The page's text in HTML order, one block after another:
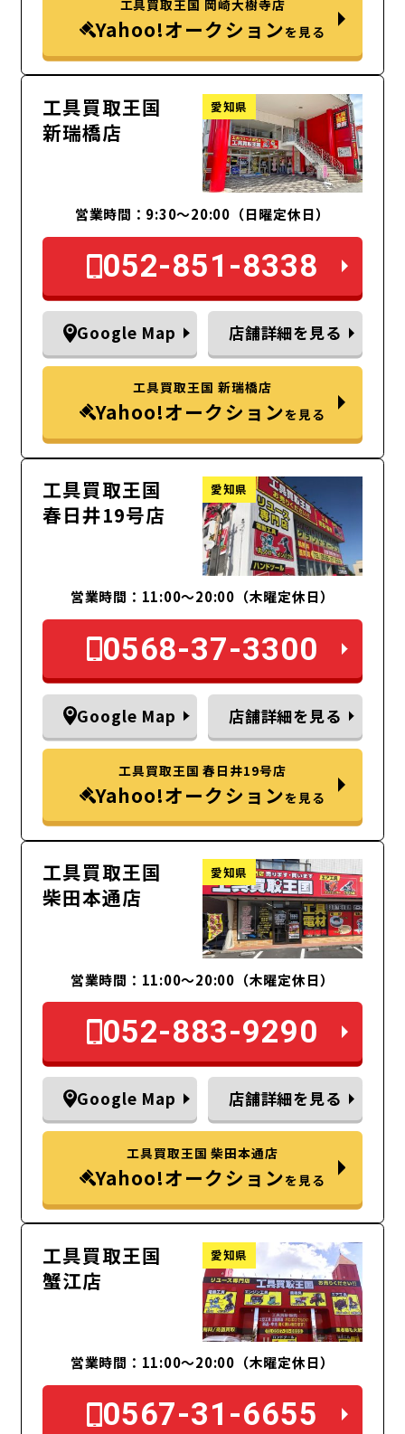
工具買取王国 岡崎大樹寺店
Yahoo!オークションを見る
工具買取王国
新瑞橋店
愛知県
営業時間：9:30～20:00（日曜定休日）
052-851-8338
Google Map 店舗詳細を見る
工具買取王国 新瑞橋店
Yahoo!オークションを見る
工具買取王国
春日井19号店
愛知県
営業時間：11:00～20:00（木曜定休日）
0568-37-3300
Google Map 店舗詳細を見る
工具買取王国 春日井19号店
Yahoo!オークションを見る
工具買取王国
柴田本通店
愛知県
営業時間：11:00～20:00（木曜定休日）
052-883-9290
Google Map 店舗詳細を見る
工具買取王国 柴田本通店
Yahoo!オークションを見る
工具買取王国
蟹江店
愛知県
営業時間：11:00～20:00（木曜定休日）
0567-31-6655